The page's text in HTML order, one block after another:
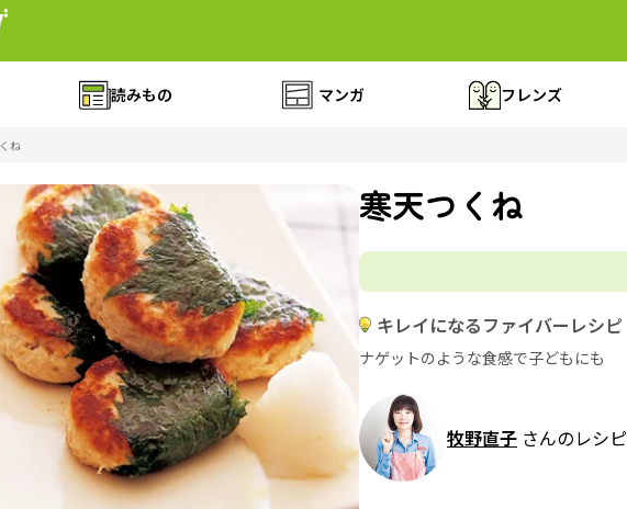
読みもの マンガ フレンズ
ね
寒天つくね
キレイになるファイバーレシピ
ナゲットのような食感で子どもにも
牧野直子 さんのレシピ